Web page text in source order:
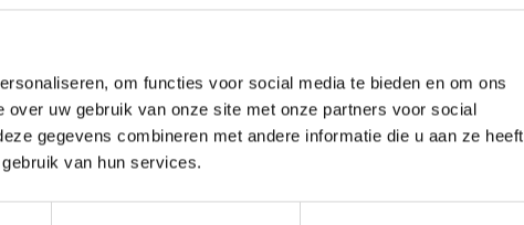
om functies voor social media te bieden en om ons
uw gebruik van onze site met onze partners voor social
gegevens combineren met andere informatie die u aan ze heeft
van hun services.
Het Nederlandse Leather Design ontwerpt unieke/
hoogwaardige kwaliteit. Met een knipoog naar het
tassen toch van het NU.
Levertijd:
Uitverkocht!